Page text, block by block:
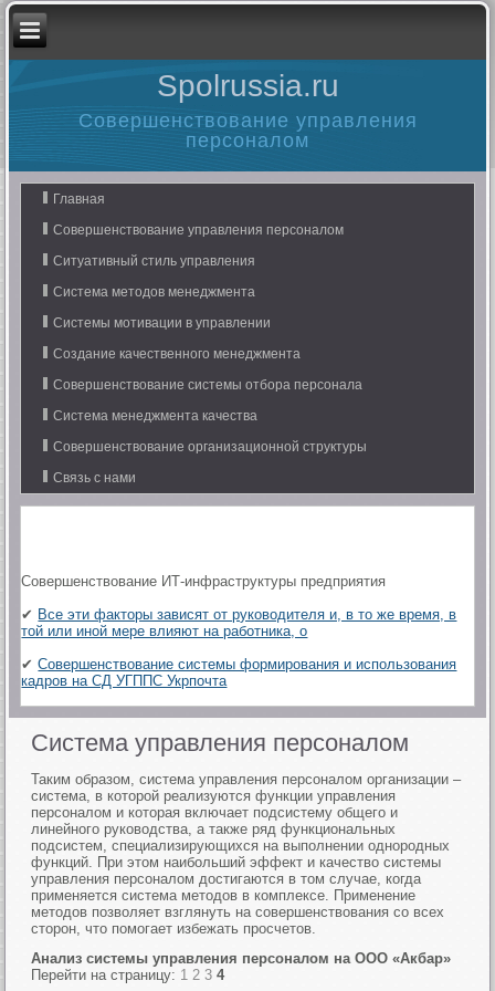
Spolrussia.ru
Совершенствование управления
персоналом
Главная
Совершенствование управления персоналом
Ситуативный стиль управления
Система методов менеджмента
Системы мотивации в управлении
Создание качественного менеджмента
Совершенствование системы отбора персонала
Система менеджмента качества
Совершенствование организационной структуры
Связь с нами
Совершенствование ИТ-инфраструктуры предприятия
✔ Все эти факторы зависят от руководителя и, в то же время, в
той или иной мере влияют на работника, о
✔Совершенствование системы формирования и использования
кадров на СД УГППС Укрпочта
Система управления персоналом
Таким образом, система управления персоналом организации –
система, в которой реализуются функции управления
персоналом и которая включает подсистему общего и
линейного руководства, а также ряд функциональных
подсистем, специализирующихся на выполнении однородных
функций. При этом наибольший эффект и качество системы
управления персоналом достигаются в том случае, когда
применяется система методов в комплексе. Применение
методов позволяет взглянуть на совершенствования со всех
сторон, что помогает избежать просчетов.
Анализ системы управления персоналом на ООО «Акбар»
Перейти на страницу: 1 2 3 4